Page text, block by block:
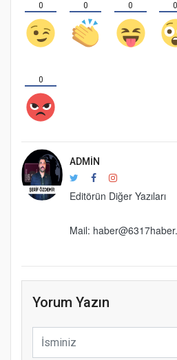
0 0 0 0
0
ADMIN
Editörün Diğer Yazıları
Mail:
Yorum Yazın